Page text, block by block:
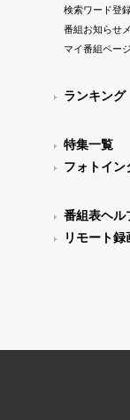
検索ワード登
番組お知らせ
マイ番組ページ
ランキング
特集一覧
フォトイン
番組表ヘル
リモート録